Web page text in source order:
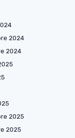
2024
2024
2025
2025